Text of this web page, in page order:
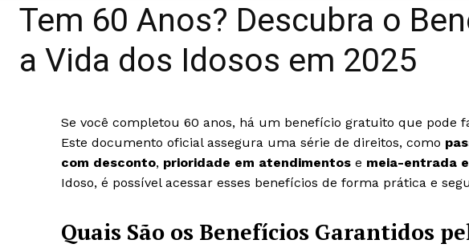
Tem 60 Anos? Descubra o
a Vida dos Idosos em 2025
Se você completou 60 anos, há um benefício gratuito que pode
Este documento oficial assegura uma série de direitos, como
com desconto, prioridade em atendimentos e meia-entrada
Idoso, é possível acessar esses benefícios de forma prática e
Quais São os Benefícios Garantidos